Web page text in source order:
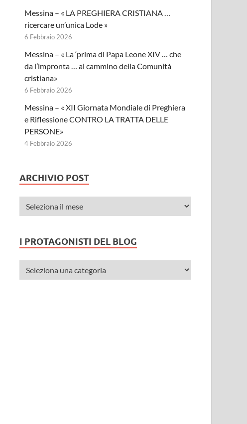
Messina – « LA PREGHIERA CRISTIANA …
ricercare un’unica Lode »
6 Febbraio 2026
Messina – « La ‘prima di Papa Leone XIV … che
da l’impronta … al cammino della Comunità
cristiana»
6 Febbraio 2026
Messina – « XII Giornata Mondiale di Preghiera
e Riflessione CONTRO LA TRATTA DELLE
PERSONE»
4 Febbraio 2026
ARCHIVIO POST
I PROTAGONISTI DEL BLOG